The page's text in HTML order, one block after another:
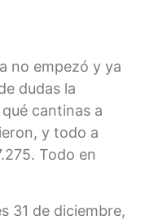
no empezó y ya
dudas la
cantinas a
y todo a
Todo en
31 de diciembre,